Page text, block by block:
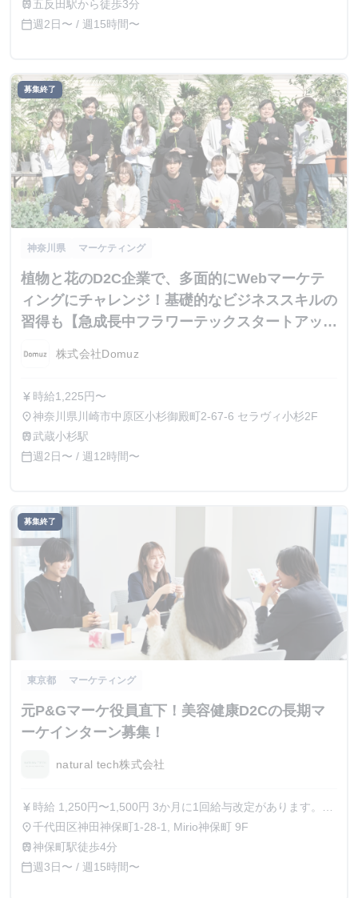
train 五反田駅から徒歩3分
calendar_today週2日〜 / 週15時間〜
募集終了
神奈川県 マーケティング
植物と花のD2C企業で、多面的にWebマーケテ
ィングにチャレンジ！基礎的なビジネススキルの
習得も【急成長中フラワーテックスタートアッ
株式会社Domuz
currency_yen 時給1,225円〜
place神奈川県川崎市中原区小杉御殿町2-67-6 セラヴィ小杉2F
train武蔵小杉駅
calendar_today週2日〜 / 週12時間〜
募集終了
東京都 マーケティング
元P&Gマーケ役員直下！美容健康D2Cの長期マ
ーケインターン募集！
natural tech株式会社
currency_yen 時給 1,250円〜1,500円 3か月に1回給与改定があります。実
力があり結果を残しているインターン生にはどんどん給与を
上げていきます。 1～2年間在籍して最大1500円まであがっ
place千代田区神田神保町1-28-1, Mirio神保町 9F
train神保町駅徒歩4分
calendar_today週3日〜 / 週15時間〜